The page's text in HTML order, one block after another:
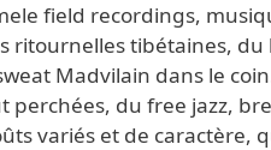
field recordings,
ritournelles tibétaines, du
Madvilain dans le
perchées, du free jazz,
variés et de caractère,